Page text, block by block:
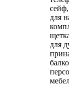
для
для